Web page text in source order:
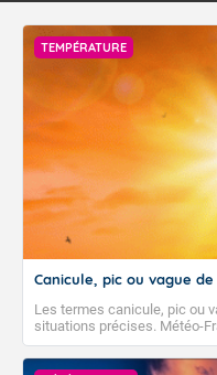
TEMPÉRATURE
Canicule, pic ou vague
Les termes canicule, pic ou
situations précises. Météo-
climatologiques pour
peuvent avoir des impacts